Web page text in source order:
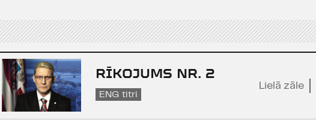
RĪKOJUMS NR. 2
ENG titri
Lielā zāle